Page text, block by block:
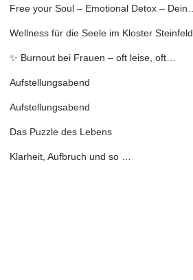
Free your Soul – Emotional Detox – Dein…
Wellness für die Seele im Kloster Steinfeld
✨ Burnout bei Frauen – oft leise, oft…
Aufstellungsabend
Aufstellungsabend
Das Puzzle des Lebens
Klarheit, Aufbruch und so …